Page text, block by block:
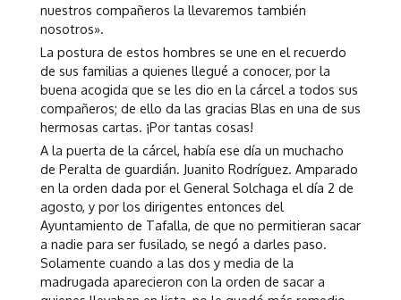
nuestros compañeros la llevaremos también
nosotros».
La postura de estos hombres se une en el recuerdo
de sus familias a quienes llegué a conocer, por la
buena acogida que se les dio en la cárcel a todos sus
compañeros; de ello da las gracias Blas en una de sus
hermosas cartas. ¡Por tantas cosas!
A la puerta de la cárcel, había ese día un muchacho
de Peralta de guardián. Juanito Rodríguez. Amparado
en la orden dada por el General Solchaga el día 2 de
agosto, y por los dirigentes entonces del
Ayuntamiento de Tafalla, de que no permitieran sacar
a nadie para ser fusilado, se negó a darles paso.
Solamente cuando a las dos y media de la
madrugada aparecieron con la orden de sacar a